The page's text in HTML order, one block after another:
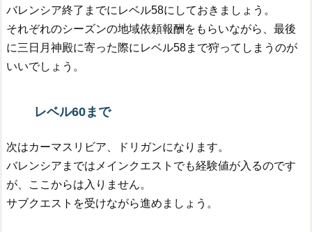
バレンシア終了までにレベル58にしておきましょう。
それぞれのシーズンの地域依頼報酬をもらいながら、最後
に三日月神殿に寄った際にレベル58まで狩ってしまうのが
いいでしょう。
レベル60まで
次はカーマスリビア、ドリガンになります。
バレンシアまではメインクエストでも経験値が入るのです
が、ここからは入りません。
サブクエストを受けながら進めましょう。